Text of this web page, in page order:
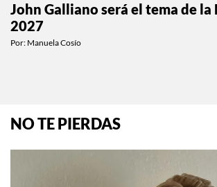
John Galliano será el tema de la
2027
Por: Manuela Cosío
NO TE PIERDAS